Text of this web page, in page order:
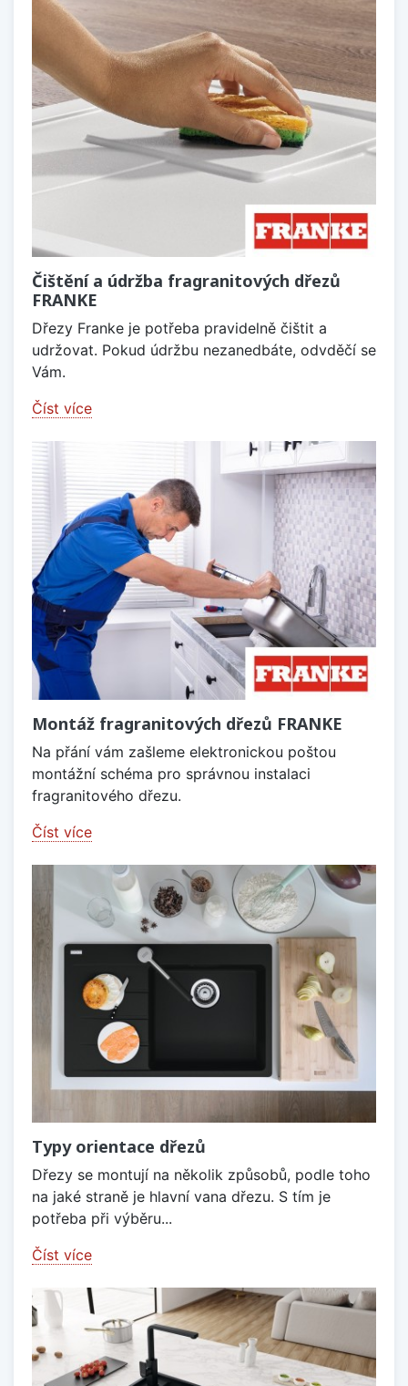
Čištění a údržba fragranitových dřezů
FRANKE
Dřezy Franke je potřeba pravidelně čištit a
udržovat. Pokud údržbu nezanedbáte, odvděčí se
Vám.
Číst více
Montáž fragranitových dřezů FRANKE
Na přání vám zašleme elektronickou poštou
montážní schéma pro správnou instalaci
fragranitového dřezu.
Číst více
Typy orientace dřezů
Dřezy se montují na několik způsobů, podle toho
na jaké straně je hlavní vana dřezu. S tím je
potřeba při výběru...
Číst více